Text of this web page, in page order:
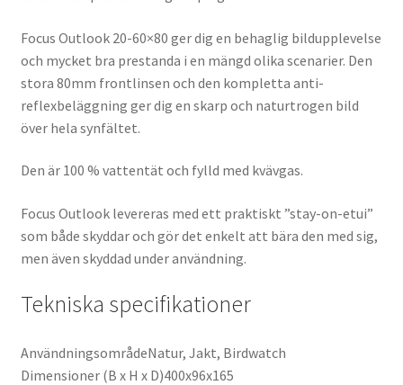
Focus Outlook 20-60×80 ger dig en behaglig bildupplevelse
och mycket bra prestanda i en mängd olika scenarier. Den
stora 80mm frontlinsen och den kompletta anti-
reflexbeläggning ger dig en skarp och naturtrogen bild
över hela synfältet.
Den är 100 % vattentät och fylld med kvävgas.
Focus Outlook levereras med ett praktiskt ”stay-on-etui”
som både skyddar och gör det enkelt att bära den med sig,
men även skyddad under användning.
Tekniska specifikationer
AnvändningsområdeNatur, Jakt, Birdwatch
Dimensioner (B x H x D)400x96x165